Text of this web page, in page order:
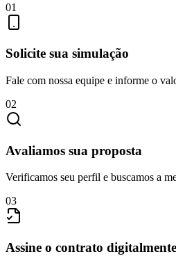
01
Solicite sua simulação
Fale com nossa equipe e informe o
02
Avaliamos sua proposta
Verificamos seu perfil e buscamos a
03
Assine o contrato digitalmente